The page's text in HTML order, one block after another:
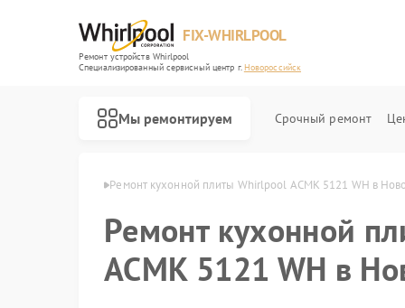
FIX-WHIRLPOOL
Ремонт устройств Whirlpool
Специализированный cервисный центр г. Новороссийск
Мы ремонтируем Срочный ремонт
в Новороссийске Ремонт кухонной плиты Whirlpool ACMK 5121 WH в
Ремонт кухонной
ACMK 5121 WH в